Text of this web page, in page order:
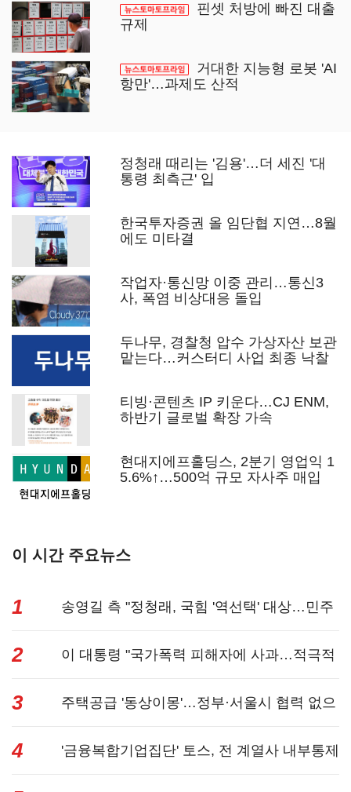
핀셋 처방에 빠진 대출
규제
거대한 지능형 로봇 'AI
항만'…과제도 산적
정청래 때리는 '김용'…더 세진 '대
통령 최측근' 입
한국투자증권 올 임단협 지연…8월
에도 미타결
작업자·통신망 이중 관리…통신3
사, 폭염 비상대응 돌입
두나무, 경찰청 압수 가상자산 보관
맡는다…커스터디 사업 최종 낙찰
티빙·콘텐츠 IP 키운다…CJ ENM,
하반기 글로벌 확장 가속
현대지에프홀딩스, 2분기 영업익 1
5.6%↑…500억 규모 자사주 매입
이 시간 주요뉴스
1 송영길 측 "정청래, 국힘 '역선택' 대상…민주
당 대표로 총...
2 이 대통령 "국가폭력 피해자에 사과…적극적
조사로 진...
3 주택공급 '동상이몽'…정부·서울시 협력 없으
면 '공수표'...
4 '금융복합기업집단' 토스, 전 계열사 내부통제